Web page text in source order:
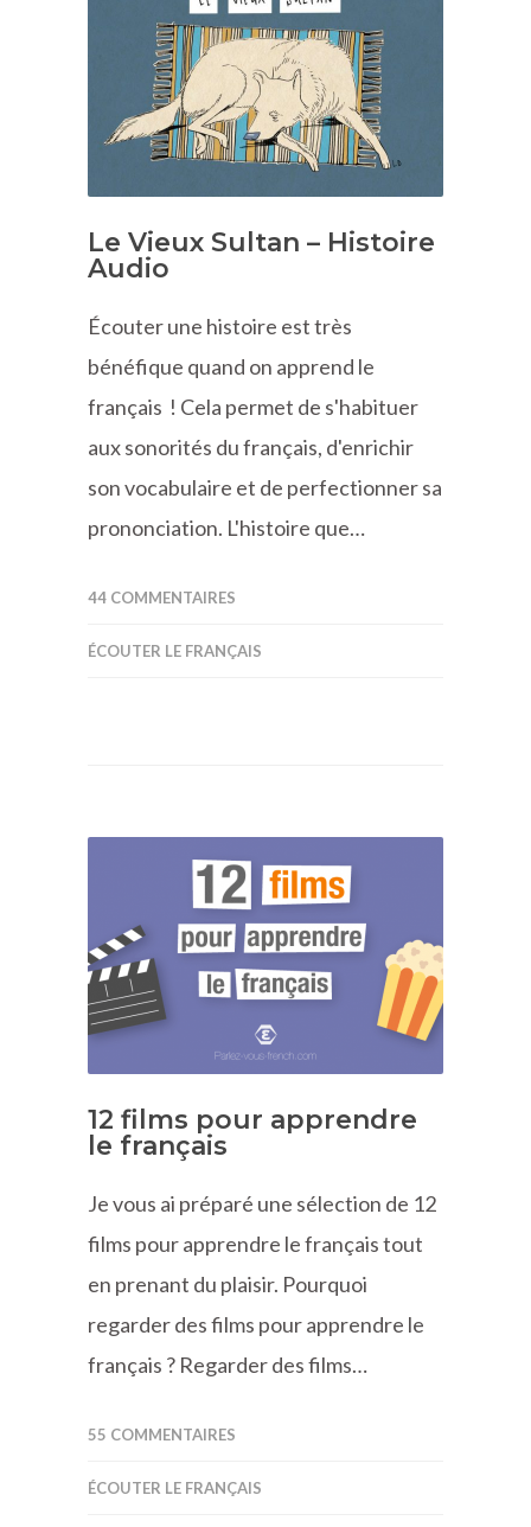
Le Vieux Sultan – Histoire
Audio
Écouter une histoire est très
bénéfique quand on apprend le
français ! Cela permet de s'habituer
aux sonorités du français, d'enrichir
son vocabulaire et de perfectionner sa
prononciation. L'histoire que…
44 COMMENTAIRES
ÉCOUTER LE FRANÇAIS
12 films pour apprendre
le français
Je vous ai préparé une sélection de 12
films pour apprendre le français tout
en prenant du plaisir. Pourquoi
regarder des films pour apprendre le
français ? Regarder des films…
55 COMMENTAIRES
ÉCOUTER LE FRANÇAIS